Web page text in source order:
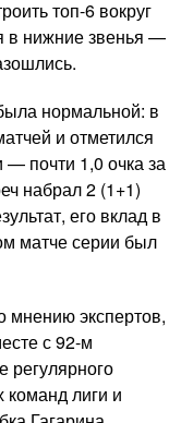
топ-6 вокруг
в нижние звенья —
нормальной: в
и отметился
— почти 1,0 очка за
набрал 2 (1+1)
его вклад в
матче серии был
мнению экспертов,
с 92-м
регулярного
команд лиги и